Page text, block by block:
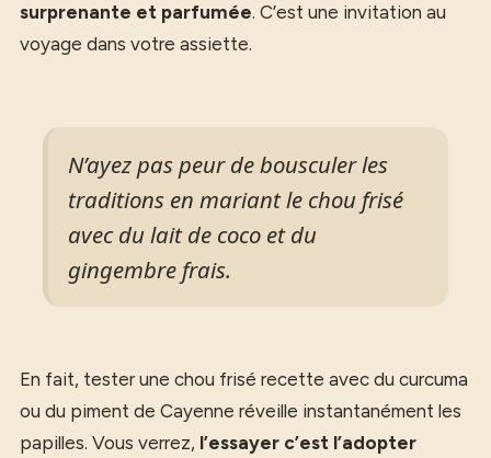
surprenante et parfumée. C’est une invitation au
voyage dans votre assiette.
N’ayez pas peur de bousculer les
traditions en mariant le chou frisé
avec du lait de coco et du
gingembre frais.
En fait, tester une chou frisé recette avec du curcuma
ou du piment de Cayenne réveille instantanément les
papilles. Vous verrez, l’essayer c’est l’adopter